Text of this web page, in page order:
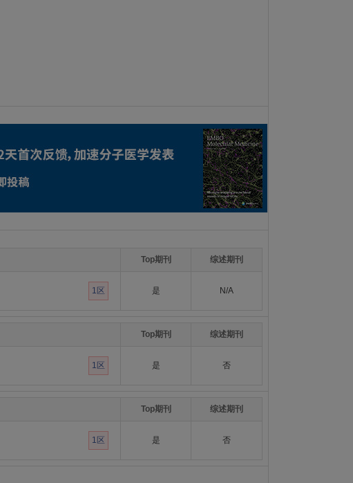
Top期刊 综述期刊
1区 是 N/A
Top期刊 综述期刊
1区 是 否
Top期刊 综述期刊
1区 是 否